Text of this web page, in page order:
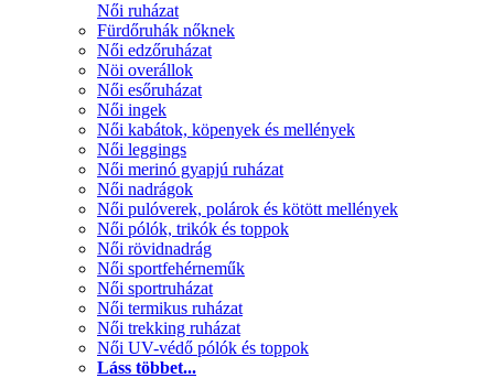
Női ruházat
Fürdőruhák nőknek
Női edzőruházat
Nöi overállok
Női esőruházat
Női ingek
Női kabátok, köpenyek és mellények
Női leggings
Női merinó gyapjú ruházat
Női nadrágok
Női pulóverek, polárok és kötött mellények
Női pólók, trikók és toppok
Női rövidnadrág
Női sportfehérneműk
Női sportruházat
Női termikus ruházat
Női trekking ruházat
Női UV-védő pólók és toppok
Láss többet...